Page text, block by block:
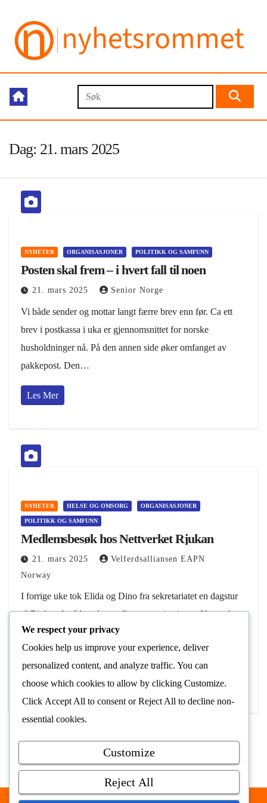
Dag: 21. mars 2025
NYHETER ORGANISASJONER POLITIKK OG SAMFUNN
Posten skal frem – i hvert fall til noen
21. mars 2025 Senior Norge
Vi både sender og mottar langt færre brev enn før. Ca ett
brev i postkassa i uka er gjennomsnittet for norske
husholdninger nå. På den annen side øker omfanget av
pakkepost. Den…
Les Mer
NYHETER HELSE OG OMSORG ORGANISASJONER
POLITIKK OG SAMFUNN
Medlemsbesøk hos Nettverket Rjukan
21. mars 2025
Velferdsalliansen EAPN
Norway
I forrige uke tok Elida og Dino fra sekretariatet en dagstur
til Rjukan for å besøke medlemsorganisasjonen Nettverket
Rjukan. Nettverket ble stiftet i 2005 under navnet
«Møteplassen», men endret navn i 2013.…
Les Mer
We respect your privacy
Cookies help us improve your experience, deliver
personalized content, and analyze traffic. You can
choose which cookies to allow by clicking Customize.
Click Accept All to consent orReject All to decline non-
essential cookies.
Customize
Reject All